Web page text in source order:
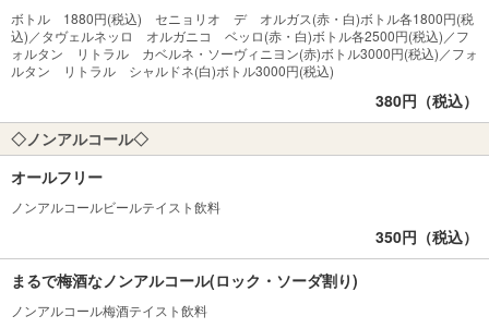
ボトル 1880円(税込) セニョリオ デ オルガス(赤・白)ボトル各1800円(税
込)／タヴェルネッロ オルガニコ ベッロ(赤・白)ボトル各2500円(税込)／フ
ォルタン リトラル カベルネ・ソーヴィニヨン(赤)ボトル3000円(税込)／フォ
ルタン リトラル シャルドネ(白)ボトル3000円(税込)
380円（税込）
◇ノンアルコール◇
オールフリー
ノンアルコールビールテイスト飲料
350円（税込）
まるで梅酒なノンアルコール(ロック・ソーダ割り)
ノンアルコール梅酒テイスト飲料